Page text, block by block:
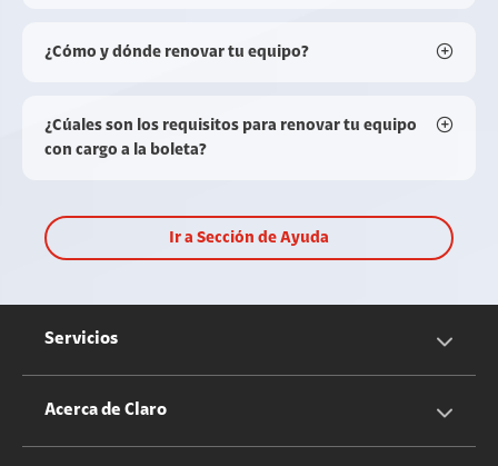
¿Cómo y dónde renovar tu equipo?
¿Cúales son los requisitos para renovar tu equipo
con cargo a la boleta?
Ir a Sección de Ayuda
Servicios
Servicios Móviles
Acerca de Claro